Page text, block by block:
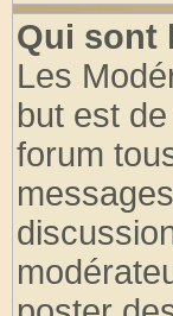
Qui sont
Les
but est
forum